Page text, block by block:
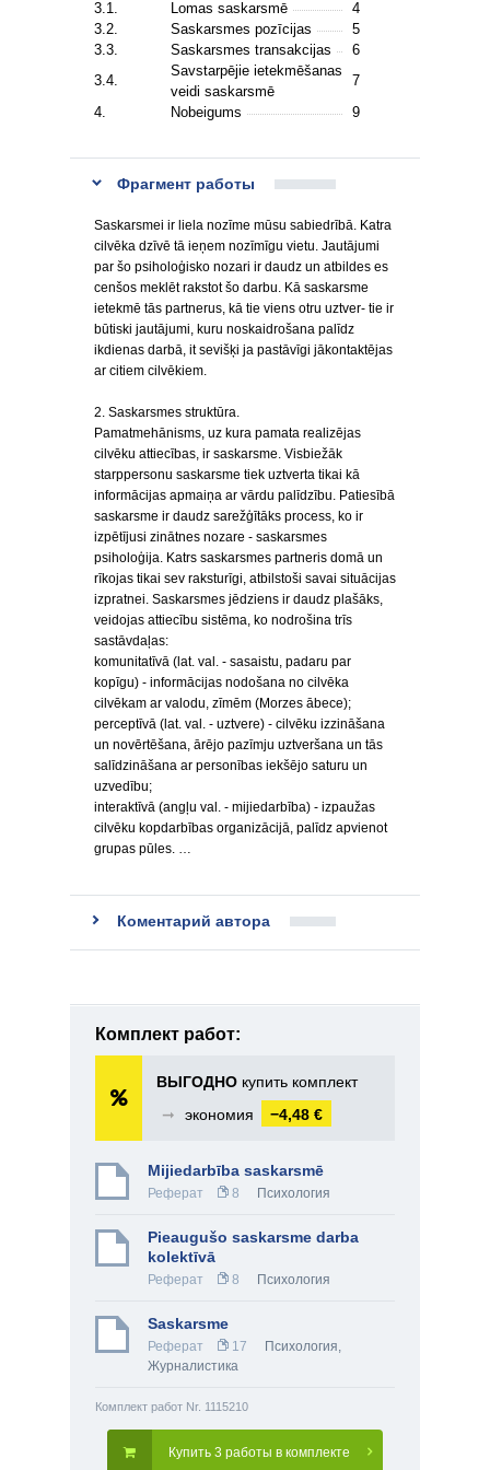
3.1. Lomas saskarsmē
4
3.2.
Saskarsmes pozīcijas
5
3.3.
Saskarsmes transakcijas
6
3.4.
Savstarpējie ietekmēšanas
veidi saskarsmē
7
4.
Nobeigums 9
Фрагмент работы
Saskarsmei ir liela nozīme mūsu sabiedrībā. Katra
cilvēka dzīvē tā ieņem nozīmīgu vietu. Jautājumi
par šo psiholoģisko nozari ir daudz un atbildes es
cenšos meklēt rakstot šo darbu. Kā saskarsme
ietekmē tās partnerus, kā tie viens otru uztver- tie ir
būtiski jautājumi, kuru noskaidrošana palīdz
ikdienas darbā, it sevišķi ja pastāvīgi jākontaktējas
ar citiem cilvēkiem.
2. Saskarsmes struktūra.
Pamatmehānisms, uz kura pamata realizējas
cilvēku attiecības, ir saskarsme. Visbiežāk
starppersonu saskarsme tiek uztverta tikai kā
informācijas apmaiņa ar vārdu palīdzību. Patiesībā
saskarsme ir daudz sarežģītāks process, ko ir
izpētījusi zinātnes nozare - saskarsmes
psiholoģija. Katrs saskarsmes partneris domā un
rīkojas tikai sev raksturīgi, atbilstoši savai situācijas
izpratnei. Saskarsmes jēdziens ir daudz plašāks,
veidojas attiecību sistēma, ko nodrošina trīs
sastāvdaļas:
komunitatīvā (lat. val. - sasaistu, padaru par
kopīgu) - informācijas nodošana no cilvēka
cilvēkam ar valodu, zīmēm (Morzes ābece);
perceptīvā (lat. val. - uztvere) - cilvēku izzināšana
un novērtēšana, ārējo pazīmju uztveršana un tās
salīdzināšana ar personības iekšējo saturu un
uzvedību;
interaktīvā (angļu val. - mijiedarbība) - izpaužas
cilvēku kopdarbības organizācijā, palīdz apvienot
grupas pūles. …
Коментарий автора
Комплект работ:
ВЫГОДНО купить комплект
➞
экономия −4,48 €
Mijiedarbība saskarsmē
Реферат 8 Психология
Pieaugušo saskarsme darba
kolektīvā
Реферат 8 Психология
Saskarsme
Реферат 17 Психология,
Журналистика
Комплект работ Nr. 1115210
Купить 3 работы в комплекте